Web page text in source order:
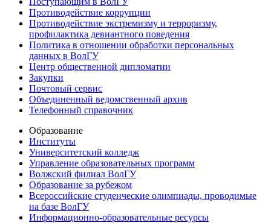
Противодействие коррупции
Противодействие экстремизму и терроризму,
профилактика девиантного поведения
Политика в отношении обработки персональных
данных в ВолГУ
Центр общественной дипломатии
Закупки
Почтовый сервис
Объединенный ведомственный архив
Телефонный справочник
Образование
Институты
Университетский колледж
Управление образовательных программ
Волжский филиал ВолГУ
Образование за рубежом
Всероссийские студенческие олимпиады, проводимые
на базе ВолГУ
Информационно-образовательные ресурсы